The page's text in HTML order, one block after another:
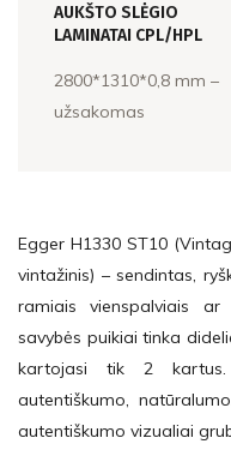
AUKŠTO SLĖGIO
LAMINATAI CPL/HPL
2800*1310*0,8 mm –
užsakomas
Egger H1330 ST10
vintažinis) – sendintas,
ramiais vienspalviais
savybės puikiai tinka
kartojasi tik 2 kartus.
autentiškumo,
autentiškumo vizualiai